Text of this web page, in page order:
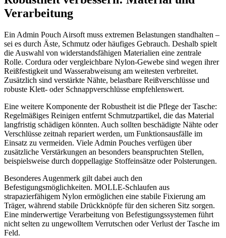
Verarbeitung
Ein Admin Pouch Airsoft muss extremen Belastungen standhalten –
sei es durch Äste, Schmutz oder häufiges Gebrauch. Deshalb spielt
die Auswahl von widerstandsfähigen Materialien eine zentrale
Rolle. Cordura oder vergleichbare Nylon-Gewebe sind wegen ihrer
Reißfestigkeit und Wasserabweisung am weitesten verbreitet.
Zusätzlich sind verstärkte Nähte, belastbare Reißverschlüsse und
robuste Klett- oder Schnappverschlüsse empfehlenswert.
Eine weitere Komponente der Robustheit ist die Pflege der Tasche:
Regelmäßiges Reinigen entfernt Schmutzpartikel, die das Material
langfristig schädigen könnten. Auch sollten beschädigte Nähte oder
Verschlüsse zeitnah repariert werden, um Funktionsausfälle im
Einsatz zu vermeiden. Viele Admin Pouches verfügen über
zusätzliche Verstärkungen an besonders beanspruchten Stellen,
beispielsweise durch doppellagige Stoffeinsätze oder Polsterungen.
Besonderes Augenmerk gilt dabei auch den
Befestigungsmöglichkeiten. MOLLE-Schlaufen aus
strapazierfähigem Nylon ermöglichen eine stabile Fixierung am
Träger, während stabile Drückknöpfe für den sicheren Sitz sorgen.
Eine minderwertige Verarbeitung von Befestigungssystemen führt
nicht selten zu ungewolltem Verrutschen oder Verlust der Tasche im
Feld.